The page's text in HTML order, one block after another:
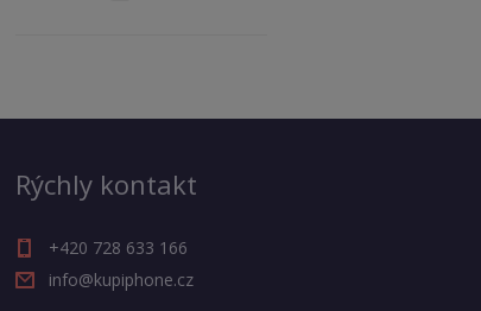
Rýchly kontakt
+420 728 633 166
info@kupiphone.cz